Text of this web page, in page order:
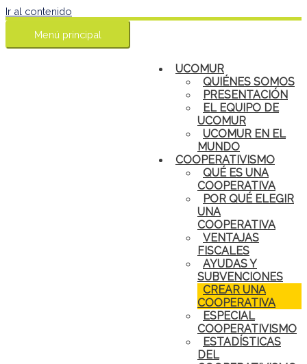
Ir al contenido
Menú principal
UCOMUR
QUIÉNES SOMOS
PRESENTACIÓN
EL EQUIPO DE
UCOMUR
UCOMUR EN EL
MUNDO
COOPERATIVISMO
QUÉ ES UNA
COOPERATIVA
POR QUÉ ELEGIR
UNA
COOPERATIVA
VENTAJAS
FISCALES
AYUDAS Y
SUBVENCIONES
CREAR UNA
COOPERATIVA
ESPECIAL
COOPERATIVISMO
ESTADÍSTICAS
DEL